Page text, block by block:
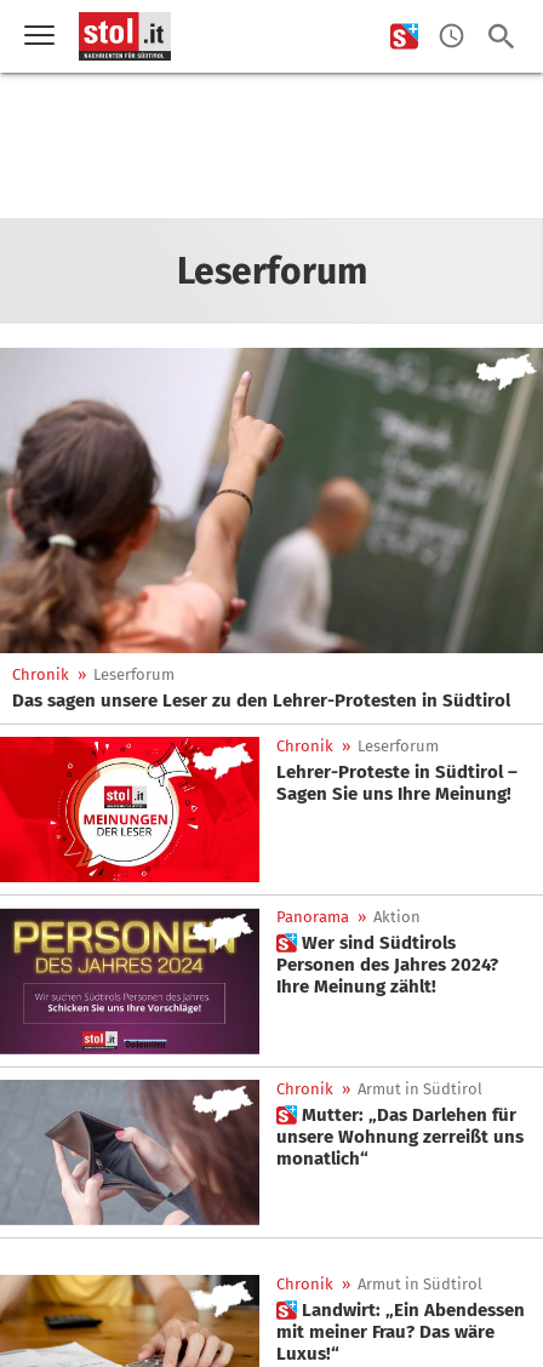
Leserforum
Chronik » Leserforum
Das sagen unsere Leser zu den Lehrer-Protesten in Südtirol
Chronik » Leserforum
Lehrer-Proteste in Südtirol –
Sagen Sie uns Ihre Meinung!
Panorama » Aktion
 Wer sind Südtirols
Personen des Jahres 2024?
Ihre Meinung zählt!
Chronik » Armut in Südtirol
 Mutter: „Das Darlehen für
unsere Wohnung zerreißt uns
monatlich“
Chronik » Armut in Südtirol
 Landwirt: „Ein Abendessen
mit meiner Frau? Das wäre
Luxus!“